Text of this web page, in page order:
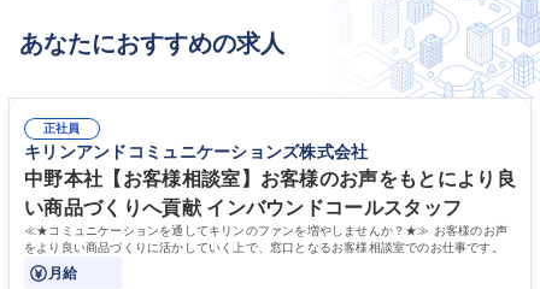
あなたにおすすめの求人
正社員
キリンアンドコミュニケーションズ株式会社
中野本社【お客様相談室】お客様のお声をもとにより良
い商品づくりへ貢献 インバウンドコールスタッフ
≪★コミュニケーションを通してキリンのファンを増やしませんか？★≫ お客様のお声
をより良い商品づくりに活かしていく上で、窓口となるお客様相談室でのお仕事です。
月給